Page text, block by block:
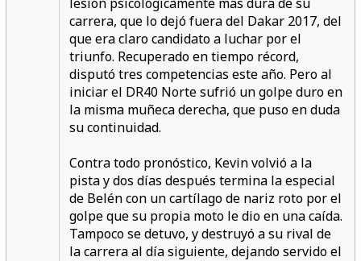
carrera, que lo dejó fuera del Dakar 2017, del
que era claro candidato a luchar por el
triunfo. Recuperado en tiempo récord,
disputó tres competencias este año. Pero al
iniciar el DR40 Norte sufrió un golpe duro en
la misma muñeca derecha, que puso en duda
su continuidad.
Contra todo pronóstico, Kevin volvió a la
pista y dos días después termina la especial
de Belén con un cartílago de nariz roto por el
golpe que su propia moto le dio en una caída.
Tampoco se detuvo, y destruyó a su rival de
la carrera al día siguiente, dejando servido el